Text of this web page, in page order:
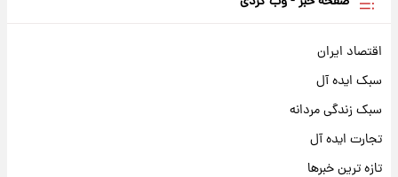
اقتصاد ایران
سبک ایده آل
سبک زندگی مردانه
تجارت ایده آل
تازه ترین خبرها